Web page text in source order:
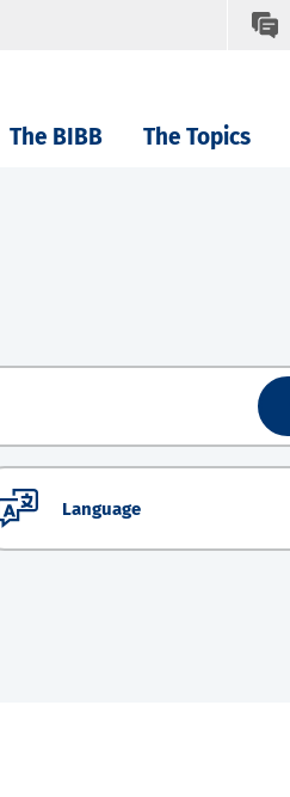
The BIBB The Topics
Language